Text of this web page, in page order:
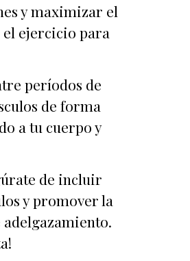
y maximizar el
el ejercicio para
períodos de
de forma
a tu cuerpo y
de incluir
y promover la